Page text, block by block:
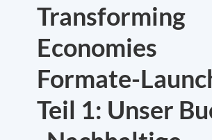
Transforming
Economies
Formate-
Teil 1: Unser